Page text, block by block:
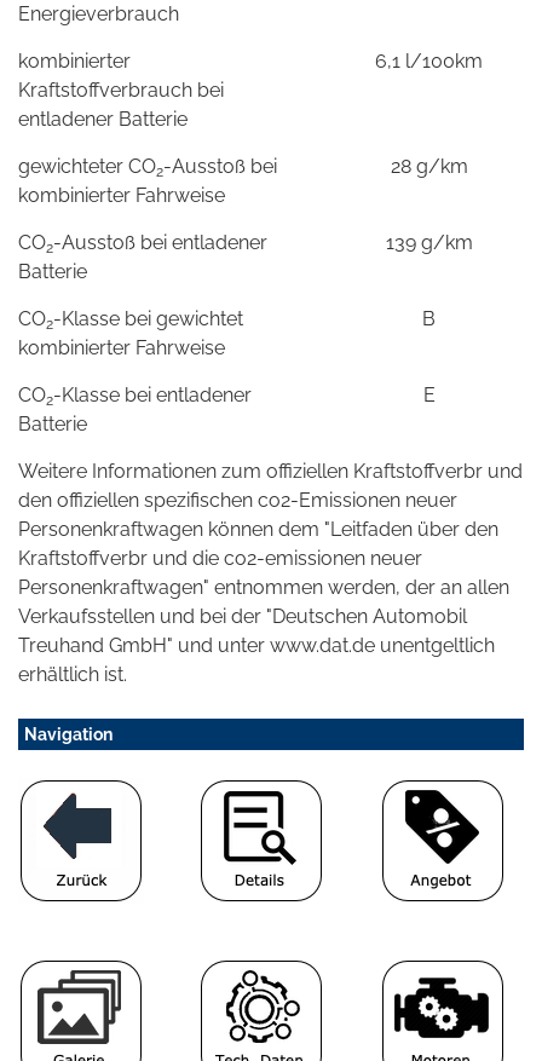
Energieverbrauch
kombinierter
Kraftstoffverbrauch bei
entladener Batterie
6,1 l/100km
gewichteter CO2-Ausstoß bei
kombinierter Fahrweise
28 g/km
CO2-Ausstoß bei entladener
Batterie
139 g/km
CO2-Klasse bei gewichtet
kombinierter Fahrweise
B
CO2-Klasse bei entladener
Batterie
E
Weitere Informationen zum offiziellen Kraftstoffverbr und
den offiziellen spezifischen co2-Emissionen neuer
Personenkraftwagen können dem "Leitfaden über den
Kraftstoffverbr und die co2-emissionen neuer
Personenkraftwagen" entnommen werden, der an allen
Verkaufsstellen und bei der "Deutschen Automobil
Treuhand GmbH" und unter www.dat.de unentgeltlich
erhältlich ist.
Navigation